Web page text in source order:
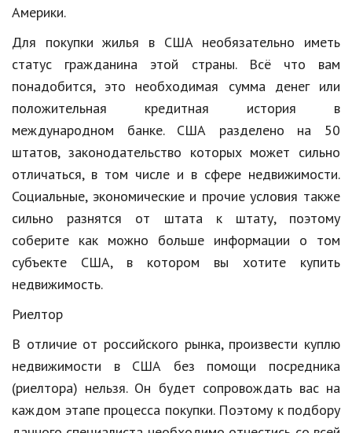
Обзоры
Рецепты
Красота и здоровье
Hi-Tech. Интернет
Авто, мото
Дом и сад
Недвижимость
Спорт и фитнес
Психология и отношения
Разное
Работа и бизнес
Животные
Америки.
Для покупки жилья в США необязательно иметь
статус гражданина этой страны. Всё что вам
понадобится, это необходимая сумма денег или
положительная кредитная история в
международном банке. США разделено на 50
штатов, законодательство которых может сильно
отличаться, в том числе и в сфере недвижимости.
Социальные, экономические и прочие условия также
сильно разнятся от штата к штату, поэтому
соберите как можно больше информации о том
субъекте США, в котором вы хотите купить
недвижимость.
Риелтор
В отличие от российского рынка, произвести куплю
недвижимости в США без помощи посредника
(риелтора) нельзя. Он будет сопровождать вас на
каждом этапе процесса покупки. Поэтому к подбору